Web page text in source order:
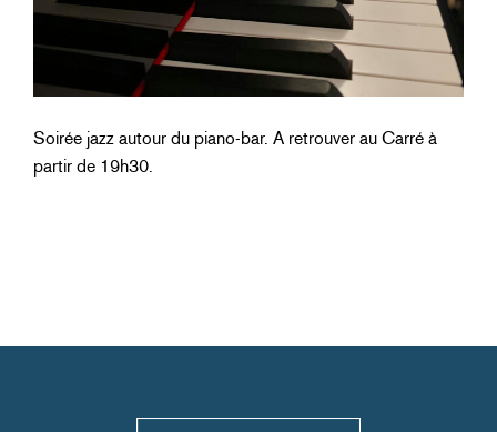
Soirée jazz autour du piano-bar. A retrouver au Carré à
partir de 19h30.